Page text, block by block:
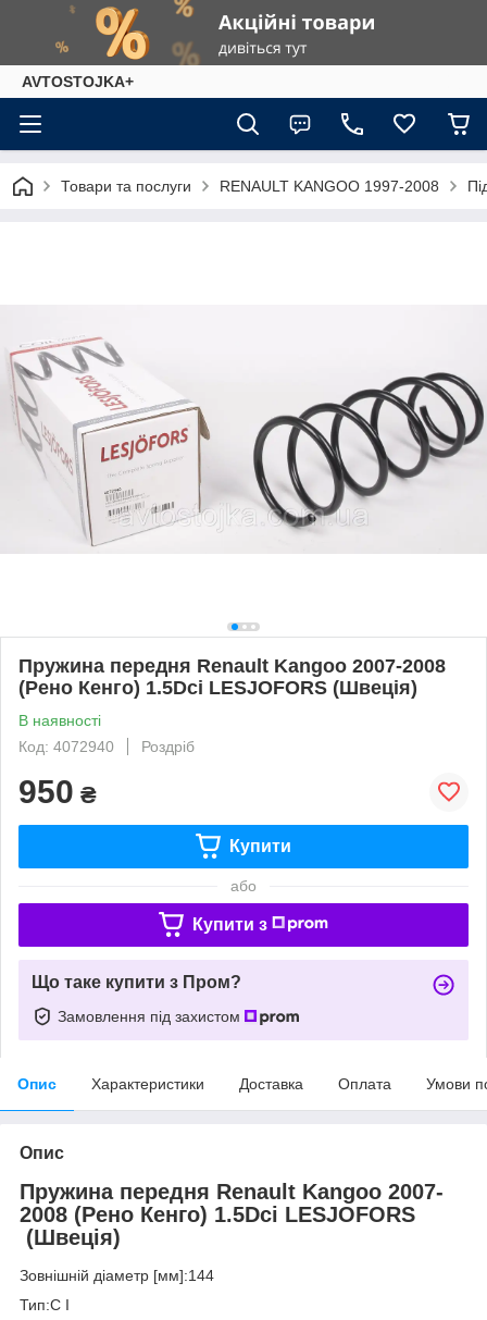
AVTOSTOJKA+
Товари та послуги RENAULT KANGOO 1997-2008
Пружина передня Renault Kangoo 2007-2008
(Рено Кенго) 1.5Dci LESJOFORS (Швеція)
В наявності
Код: 4072940
Роздріб
950 ₴
Купити
або
Купити з
Що таке купити з Пром?
Замовлення під захистом
Опис Характеристики Доставка Оплата Умови
Опис
Пружина передня Renault Kangoo 2007-
2008 (Рено Кенго) 1.5Dci LESJOFORS
(Швеція)
Зовнішній діаметр [мм]:144
Тип:C I